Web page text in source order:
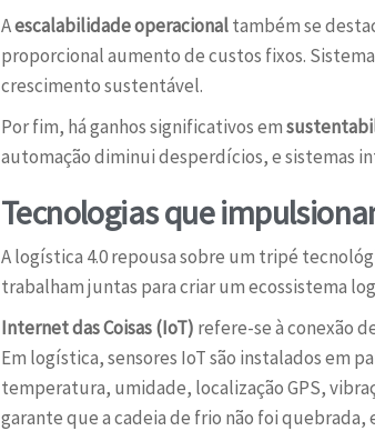
Aescalabilidade operacionaltambém se
proporcional aumento de custos fixos.
crescimento sustentável.
Por fim, há ganhos significativos em
automação diminui desperdícios, e sistemas
Tecnologias que
A logística 4.0 repousa sobre um tripé
trabalham juntas para criar um ecossistema
Internet das Coisas (IoT) refere-se à conexão
Em logística, sensores IoT são instalados em
temperatura, umidade, localização GPS,
garante que a cadeia de frio não foi